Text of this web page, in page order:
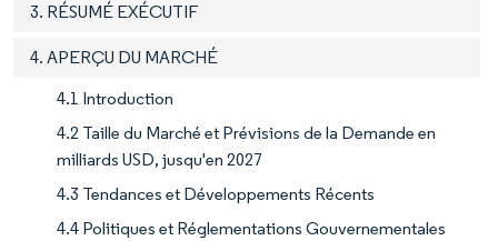
3. RÉSUMÉ EXÉCUTIF
4. APERÇU DU MARCHÉ
4.1 Introduction
4.2 Taille du Marché et Prévisions de la Demande en
milliards USD, jusqu'en 2027
4.3 Tendances et Développements Récents
4.4 Politiques et Réglementations Gouvernementales